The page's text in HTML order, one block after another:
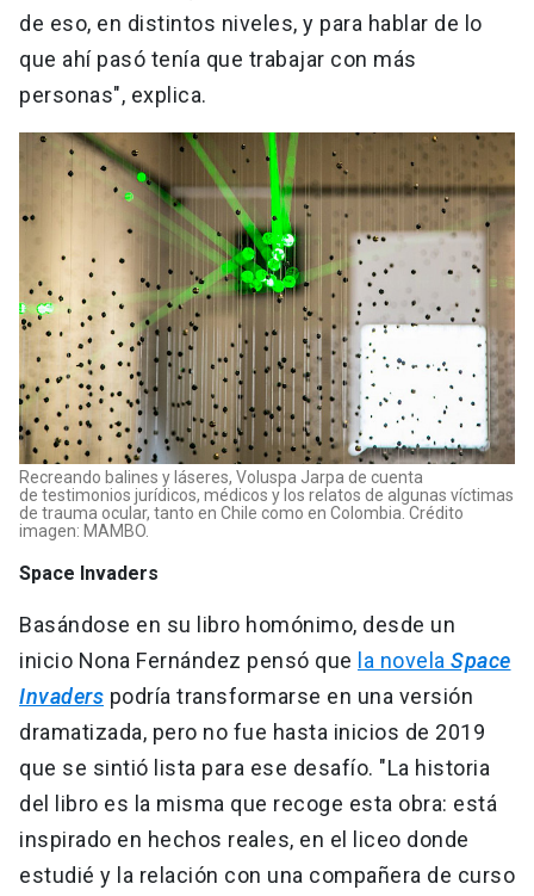
de eso, en distintos niveles, y para hablar de lo
que ahí pasó tenía que trabajar con más
personas", explica.
Recreando balines y láseres, Voluspa Jarpa de cuenta
de testimonios jurídicos, médicos y los relatos de algunas víctimas
de trauma ocular, tanto en Chile como en Colombia. Crédito
imagen: MAMBO.
Space Invaders
Basándose en su libro homónimo, desde un
inicio Nona Fernández pensó que la novela Space
Invaders podría transformarse en una versión
dramatizada, pero no fue hasta inicios de 2019
que se sintió lista para ese desafío. "La historia
del libro es la misma que recoge esta obra: está
inspirado en hechos reales, en el liceo donde
estudié y la relación con una compañera de curso